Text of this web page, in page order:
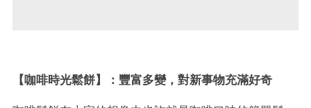
【咖啡時光鬆餅】：豐富多變，對新事物充滿好奇